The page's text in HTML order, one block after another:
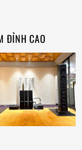
ĐỈNH CAO